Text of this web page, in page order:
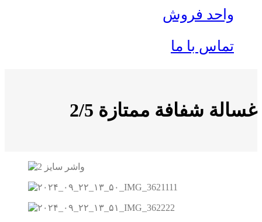
واحد فروش
تماس با ما
غسالة شفافة ممتازة 2/5